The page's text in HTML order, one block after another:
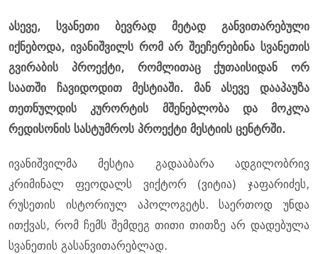
ასევე, სვანეთი ბევრად მეტად განვითარებული
იქნებოდა, ივანიშვილს რომ არ შეეჩერებინა სვანეთის
გვირაბის პროექტი, რომლითაც ქუთაისიდან ორ
საათში ჩავიდოდით მესტიაში. მან ასევე დააპაუზა
თეთნულდის კურორტის მშენებლობა და მოკლა
რედისონის სასტუმროს პროექტი მესტიის ცენტრში.
ივანიშვილმა მესტია გადააბარა ადგილობრივ
კრიმინალ ფეოდალს ვიქტორ (ვიტია) ჯაფარიძეს,
რუსეთის ისტორიულ აპოლოგეტს. საერთოდ უნდა
ითქვას, რომ ჩემს შემდეგ თითი თითზე არ დადებულა
სვანეთის გასანვითარებლად.